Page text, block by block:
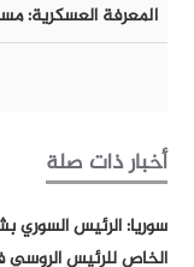
المعرفة العسكرية:
أخبار ذات صلة
سوريا: الرئيس السوري
الخاص للرئيس الروسي